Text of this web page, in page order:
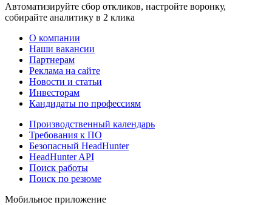
Автоматизируйте сбор откликов, настройте воронку,
собирайте аналитику в 2 клика
О компании
Наши вакансии
Партнерам
Реклама на сайте
Новости и статьи
Инвесторам
Кандидаты по профессиям
Производственный календарь
Требования к ПО
Безопасный HeadHunter
HeadHunter API
Поиск работы
Поиск по резюме
Мобильное приложение